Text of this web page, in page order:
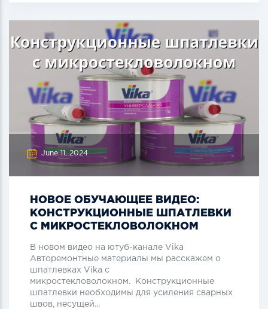
June 11, 2024
НОВОЕ ОБУЧАЮЩЕЕ ВИДЕО:
КОНСТРУКЦИОННЫЕ ШПАТЛЕВКИ
С МИКРОСТЕКЛОВОЛОКНОМ
В новом видео на ютуб-канале Vika
Авторемонтные материалы мы расскажем о
шпатлевках Vika c
микростекловолокном. Конструкционные
шпатлевки необходимы для усиления сварных
швов, несущей...